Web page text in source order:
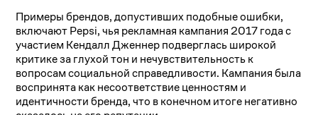
Примеры брендов, допустивших подобные ошибки,
включают Pepsi, чья рекламная кампания 2017 года с
участием Кендалл Дженнер подверглась широкой
критике за глухой тон и нечувствительность к
вопросам социальной справедливости. Кампания была
воспринята как несоответствие ценностям и
идентичности бренда, что в конечном итоге негативно